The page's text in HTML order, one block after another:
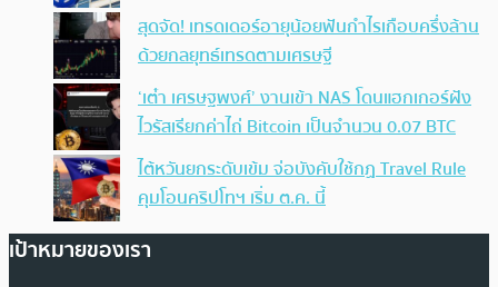
สุดจัด! เทรดเดอร์อายุน้อยฟันกำไรเกือบครึ่งล้าน
ด้วยกลยุทธ์เทรดตามเศรษฐี
‘เต๋า เศรษฐพงศ์’ งานเข้า NAS โดนแฮกเกอร์ฝัง
ไวรัสเรียกค่าไถ่ Bitcoin เป็นจำนวน 0.07 BTC
ไต้หวันยกระดับเข้ม จ่อบังคับใช้กฏ Travel Rule
คุมโอนคริปโทฯ เริ่ม ต.ค. นี้
เป้าหมายของเรา